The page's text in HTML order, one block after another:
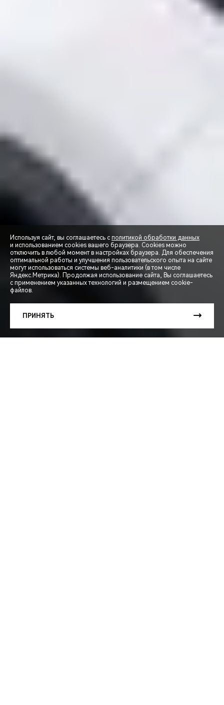
СПЕЦПРЕДЛОЖЕНИЯ
Используя сайт, вы соглашаетесь с политикой обработки данных
и использованием cookies вашего браузера. Cookies можно
отключить в любой момент в настройках браузера. Для обеспечения
оптимальной работы и улучшения пользовательского опыта на сайте
могут использоваться системы веб-аналитики (в том числе
Яндекс.Метрика). Продолжая использование сайта, Вы соглашаетесь
с применением указанных технологий и размещением cookie-
файлов.
ПРИНЯТЬ